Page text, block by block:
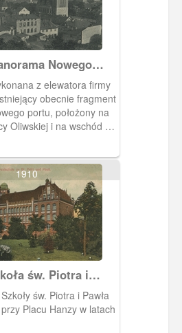
Nowego
firmy
obecnie fragment
portu, położony na
Oliwskiej i na wschód od
1910
św. Piotra i
Oberrealschule
und Pauliśw. Piotra i Pawła
Placu Hanzy w latach